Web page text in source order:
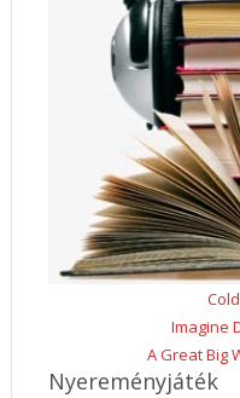
Imagine
A Great Big
Nyereményjáték